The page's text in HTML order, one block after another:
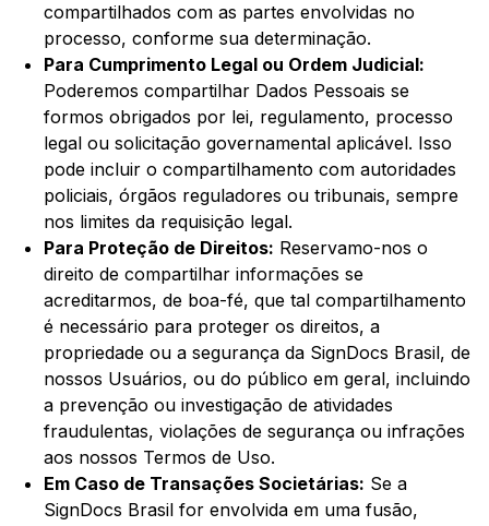
compartilhados com as partes envolvidas no
processo, conforme sua determinação.
Para Cumprimento Legal ou Ordem Judicial:
Poderemos compartilhar Dados Pessoais se
formos obrigados por lei, regulamento, processo
legal ou solicitação governamental aplicável. Isso
pode incluir o compartilhamento com autoridades
policiais, órgãos reguladores ou tribunais, sempre
nos limites da requisição legal.
Para Proteção de Direitos: Reservamo-nos o
direito de compartilhar informações se
acreditarmos, de boa-fé, que tal compartilhamento
é necessário para proteger os direitos, a
propriedade ou a segurança da SignDocs Brasil, de
nossos Usuários, ou do público em geral, incluindo
a prevenção ou investigação de atividades
fraudulentas, violações de segurança ou infrações
aos nossos Termos de Uso.
Em Caso de Transações Societárias: Se a
SignDocs Brasil for envolvida em uma fusão,